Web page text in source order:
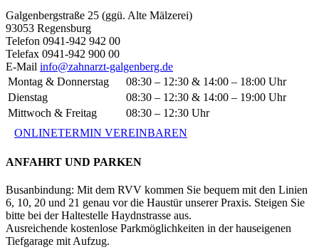
Galgenbergstraße 25 (ggü. Alte Mälzerei)
93053 Regensburg
Telefon 0941-942 942 00
Telefax 0941-942 900 00
E-Mail info@zahnarzt-galgenberg.de
Montag & Donnerstag
08:30 – 12:30 & 14:00 – 18:00 Uhr
Dienstag
08:30 – 12:30 & 14:00 – 19:00 Uhr
Mittwoch & Freitag
08:30 – 12:30 Uhr
ONLINETERMIN VEREINBAREN
ANFAHRT UND PARKEN
Busanbindung: Mit dem RVV kommen Sie bequem mit den Linien
6, 10, 20 und 21 genau vor die Haustür unserer Praxis. Steigen Sie
bitte bei der Haltestelle Haydnstrasse aus.
Ausreichende kostenlose Parkmöglichkeiten in der hauseigenen
Tiefgarage mit Aufzug.